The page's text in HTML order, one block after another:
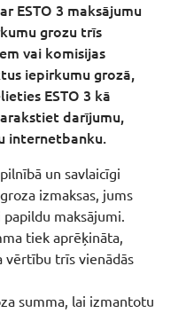
ESTO 3 maksājumu
grozu trīs
vai komisijas
iepirkumu grozā,
ESTO 3 kā
darījumu,
internetbanku.
un savlaicīgi
izmaksas, jums
maksājumi.
tiek aprēķināta,
vērtību trīs vienādās
summa, lai izmantotu